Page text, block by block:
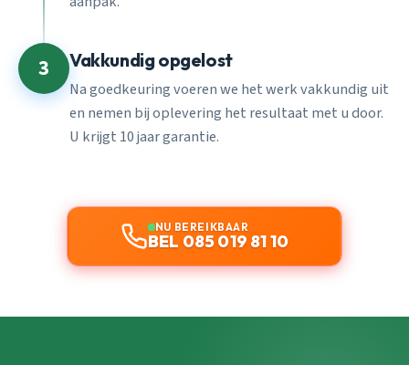
3 Vakkundig opgelost
Na goedkeuring voeren we het werk vakkundig uit
en nemen bij oplevering het resultaat met u door.
U krijgt 10 jaar garantie.
NU BEREIKBAAR
BEL 085 019 81 10